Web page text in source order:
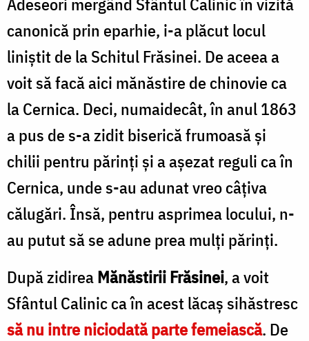
canonică prin eparhie, i-a plăcut locul
liniştit de la Schitul Frăsinei. De aceea a
voit să facă aici mănăstire de chinovie ca
la Cernica. Deci, numaidecât, în anul 1863
a pus de s-a zidit biserică frumoasă şi
chilii pentru părinţi şi a aşezat reguli ca în
Cernica, unde s-au adunat vreo câţiva
călugări. Însă, pentru asprimea locului, n-
au putut să se adune prea mulţi părinţi.
După zidireaMănăstirii Frăsinei, a voit
Sfântul Calinic ca în acest lăcaş sihăstresc
să nu intre niciodată parte femeiască. De